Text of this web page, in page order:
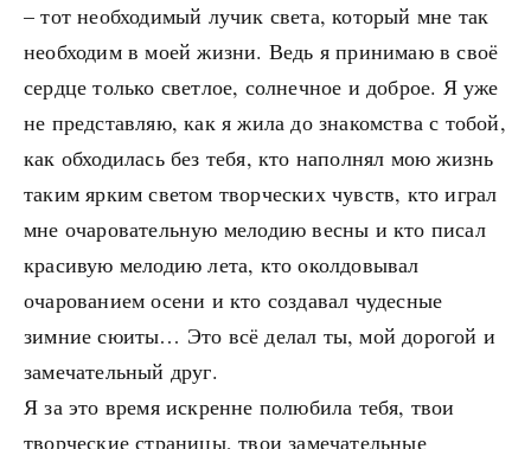
– тот необходимый лучик света, который мне так
необходим в моей жизни. Ведь я принимаю в своё
сердце только светлое, солнечное и доброе. Я уже
не представляю, как я жила до знакомства с тобой,
как обходилась без тебя, кто наполнял мою жизнь
таким ярким светом творческих чувств, кто играл
мне очаровательную мелодию весны и кто писал
красивую мелодию лета, кто околдовывал
очарованием осени и кто создавал чудесные
зимние сюиты… Это всё делал ты, мой дорогой и
замечательный друг.
Я за это время искренне полюбила тебя, твои
творческие страницы, твои замечательные